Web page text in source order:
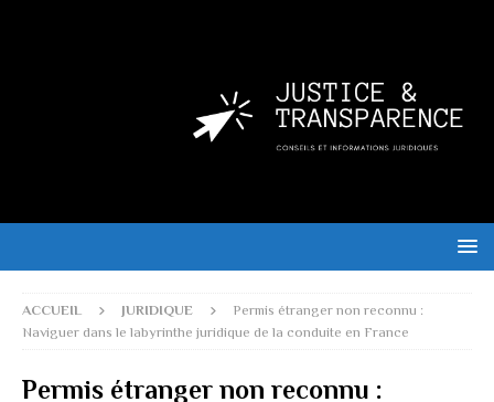
ACCUEIL JURIDIQUE
Permis étranger non reconnu :
Naviguer dans le labyrinthe juridique de la conduite en France
Permis étranger non reconnu :